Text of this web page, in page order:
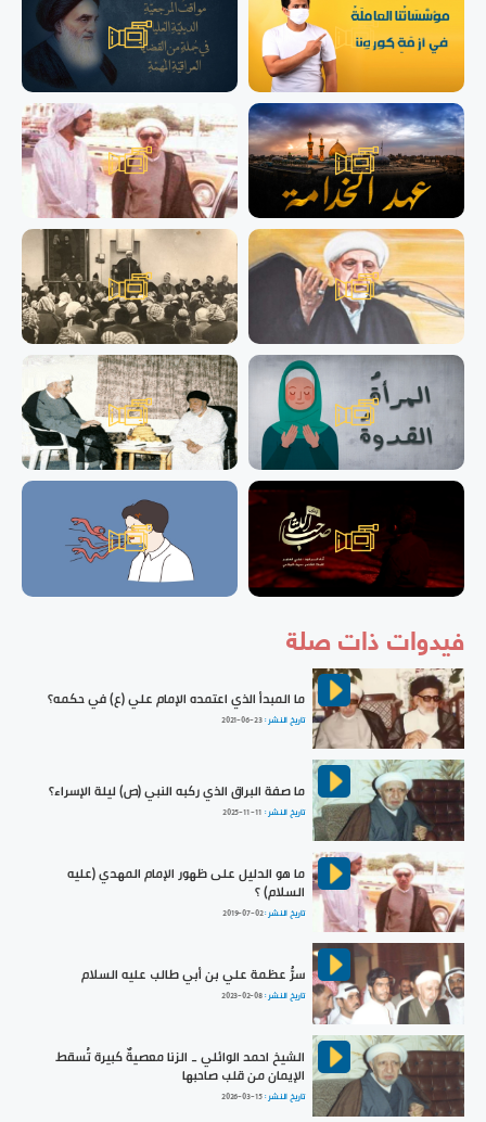
فيدوات ذات صلة
ما المبدأ الذي اعتمده الإمام علي (ع) في حكمه؟
تاريخ النشر :2021-06-23
ما صفة البراق الذي ركبه النبي (ص) ليلة الإسراء؟
تاريخ النشر : 2025-11-11
ما هو الدليل على ظهور الإمام المهدي (عليه
السلام) ؟
تاريخ النشر :2019-07-02
سرُّ عظمة علي بن أبي طالب عليه السلام
تاريخ النشر :2023-02-08
الشيخ احمد الوائلي _ الزنا معصيةٌ كبيرة تُسقط
الإيمان من قلب صاحبها
تاريخ النشر :2026-03-15